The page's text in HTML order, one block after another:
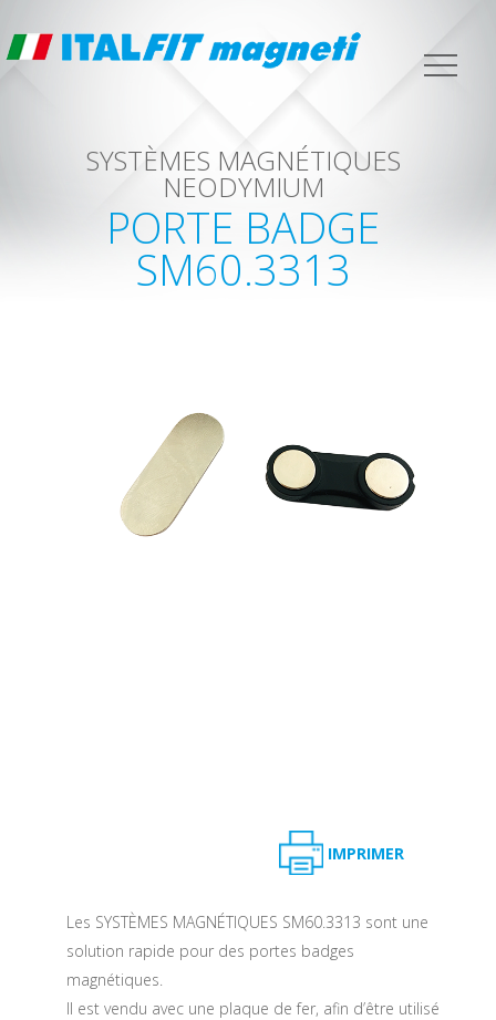
SYSTÈMES MAGNÉTIQUES
NEODYMIUM
PORTE BADGE
SM60.3313
IMPRIMER
Les SYSTÈMES MAGNÉTIQUES SM60.3313 sont une
solution rapide pour des portes badges
magnétiques.
Il est vendu avec une plaque de fer, afin d’être utilisé